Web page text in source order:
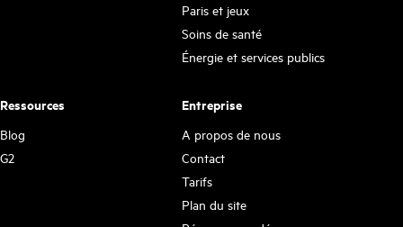
Paris et jeux
Soins de santé
Énergie et services publics
Ressources
Blog
G2
Entreprise
A propos de nous
Contact
Tarifs
Plan du site